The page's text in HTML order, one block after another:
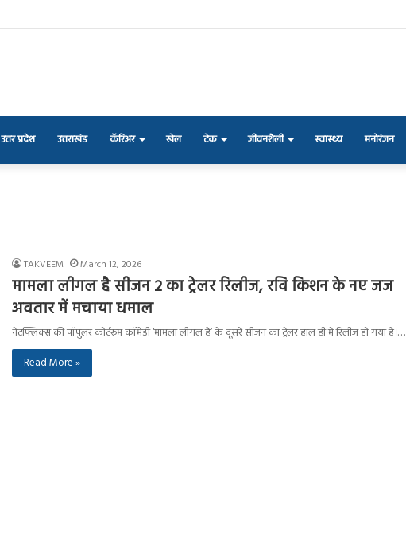
उत्तर प्रदेश उत्तराखंड कॅरिअर खेल टेक जीवनशैली स्वास्थ्य मनोरंजन
TAKVEEM March 12, 2026
मामला लीगल है सीजन 2 का ट्रेलर रिलीज, रवि किशन के नए जज
अवतार में मचाया धमाल
नेटफ्लिक्स की पॉपुलर कोर्टरूम कॉमेडी ‘मामला लीगल है’ के दूसरे सीजन का ट्रेलर हाल ही में रिलीज हो गया है।…
Read More »